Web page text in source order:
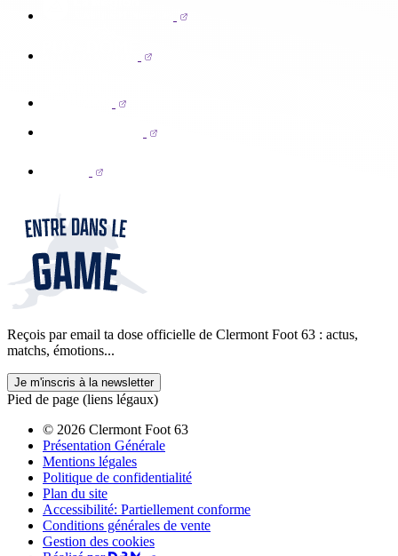
Reçois par email ta dose officielle de Clermont Foot 63 : actus,
matchs, émotions...
Je m'inscris à la newsletter
Pied de page (liens légaux)
© 2026 Clermont Foot 63
Présentation Générale
Mentions légales
Politique de confidentialité
Plan du site
Accessibilité: Partiellement conforme
Conditions générales de vente
Gestion des cookies